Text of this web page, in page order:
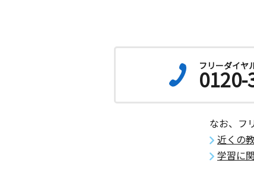
関桜ケ丘教室
火 水 木 金
2歳～高校生
上恵土教室
水 木 金
3歳～高校生
岐阜県可児郡御嵩町上恵土５１４
フリーダイヤ
なお、フ
近くの
学習に